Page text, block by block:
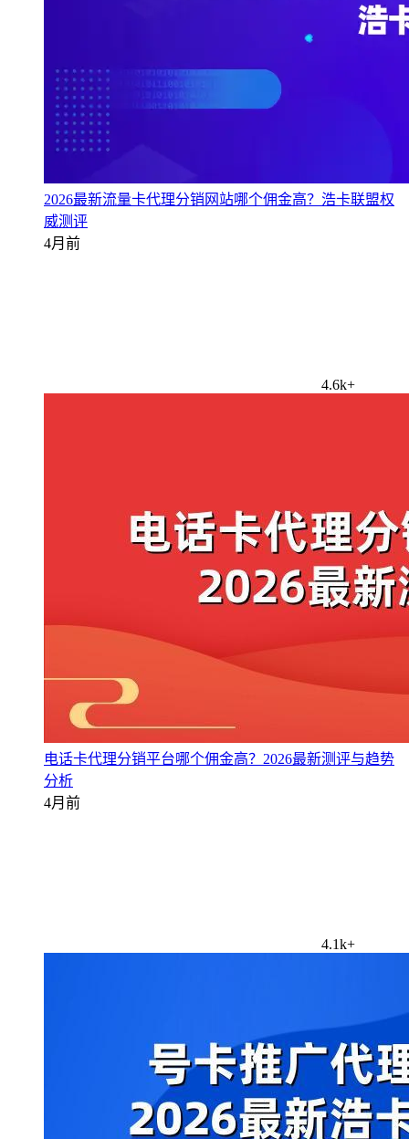
2026最新流量卡代理分销网站哪个佣金高？浩卡联盟权
威测评
4月前
4.6k+
电话卡代理分销平台哪个佣金高？2026最新测评与趋势
分析
4月前
4.1k+